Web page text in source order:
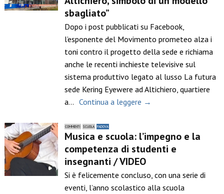
sbagliato”
Dopo i post pubblicati su Facebook,
l’esponente del Movimento prometeo alza i
toni contro il progetto della sede e richiama
anche le recenti inchieste televisive sul
sistema produttivo legato al lusso La futura
sede Kering Eyewere ad Altichiero, quartiere
a… Continua a leggere →
COMMENTI SCUOLA PADOVA
Musica e scuola: l’impegno e la
competenza di studenti e
insegnanti / VIDEO
Si è felicemente concluso, con una serie di
eventi, l’anno scolastico alla scuola